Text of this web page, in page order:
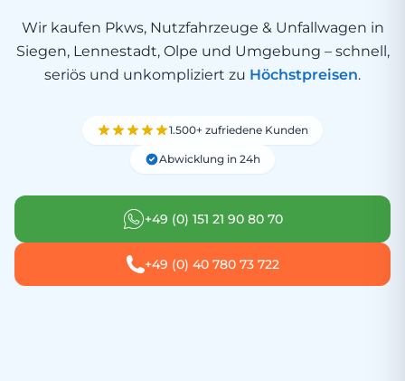
Wir kaufen Pkws, Nutzfahrzeuge & Unfallwagen in
Siegen, Lennestadt, Olpe und Umgebung – schnell,
seriös und unkompliziert zu Höchstpreisen.
1.500+ zufriedene Kunden
Abwicklung in 24h
+49 (0) 151 21 90 80 70
+49 (0) 40 780 73 722